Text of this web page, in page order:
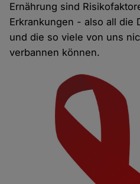
Ernährung sind
Erkrankungen - also all die
und die so viele von uns
verbannen können.